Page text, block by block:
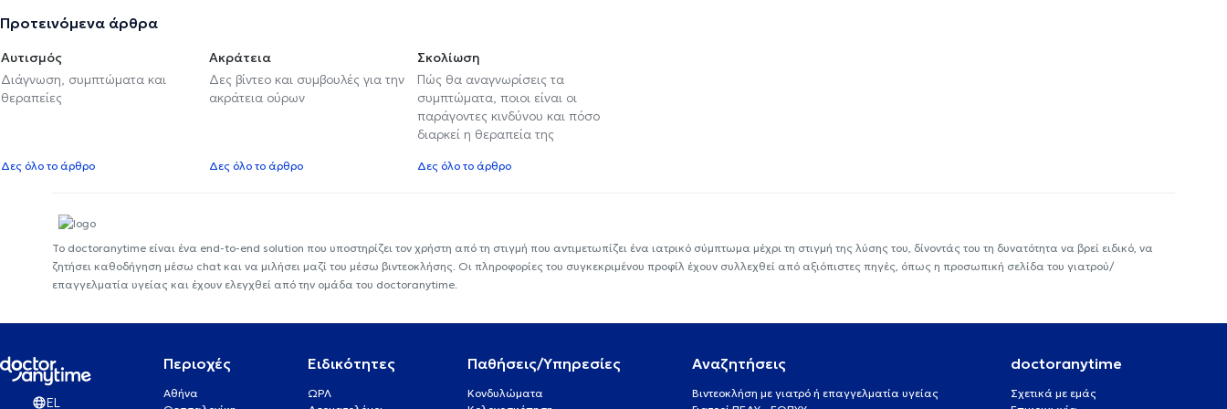
Προτεινόμενα άρθρα
Αυτισμός
Διάγνωση, συμπτώματα και
θεραπείες
Δες όλο το άρθρο
Ακράτεια
Δες βίντεο και συμβουλές για την
ακράτεια ούρων
Δες όλο το άρθρο
Σκολίωση
Πώς θα αναγνωρίσεις τα
συμπτώματα, ποιοι είναι οι
παράγοντες κινδύνου και πόσο
διαρκεί η θεραπεία της
Δες όλο το άρθρο
Το doctoranytime είναι ένα end-to-end solution που υποστηρίζει τον χρήστη από τη στιγμή που αντιμετωπίζει ένα ιατρικό σύμπτωμα μέχρι τη στιγμή της λύσης του, δίνοντάς του τη δυνατότητα να βρεί ειδικό, να
ζητήσει καθοδήγηση μέσω chat και να μιλήσει μαζί του μέσω βιντεοκλήσης. Οι πληροφορίες του συγκεκριμένου προφίλ έχουν συλλεχθεί από αξιόπιστες πηγές, όπως η προσωπική σελίδα του γιατρού/
επαγγελματία υγείας και έχουν ελεγχθεί από την ομάδα του doctoranytime.
EL
Περιοχές
Αθήνα
Ειδικότητες
ΩΡΛ
Παθήσεις/Υπηρεσίες
Κονδυλώματα
Αναζητήσεις
Βιντεοκλήση με γιατρό ή επαγγελματία υγείας
doctoranytime
Σχετικά με εμάς